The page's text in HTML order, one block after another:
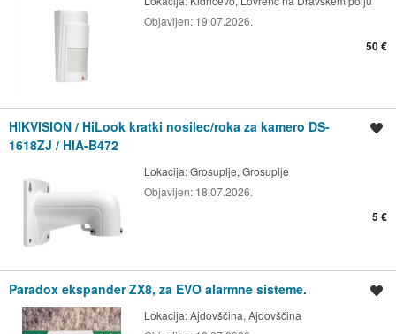
Objavljen: 19.07.2026.
50 €
HIKVISION / HiLook kratki nosilec/roka za kamero DS-
1618ZJ / HIA-B472
Lokacija:Grosuplje, Grosuplje
Objavljen: 18.07.2026.
5 €
Paradox ekspander ZX8, za EVO alarmne sisteme.
Lokacija:Ajdovščina, Ajdovščina